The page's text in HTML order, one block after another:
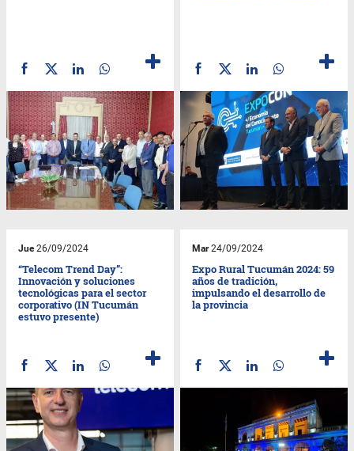
Jue26/09/2024
“Telecom Trend Day”:
Innovación y soluciones
tecnológicas para el sector
corporativo (IN Tucumán
estuvo presente)
Mar24/09/2024
Expo Rural Tucumán 2024: 59
años de tradición,
impulsando el desarrollo de
la provincia